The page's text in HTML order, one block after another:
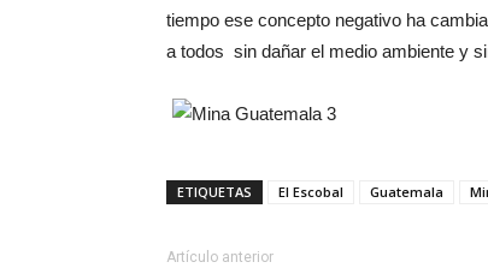
tiempo ese concepto negativo ha
a todos sin dañar el medio ambiente y
ETIQUETAS El Escobal Guatemala
Artículo anterior